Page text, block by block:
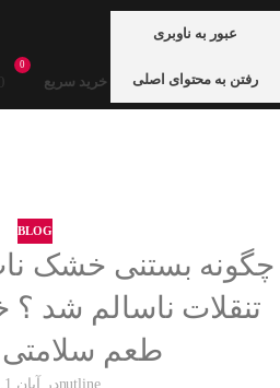
عبور به ناوبری
رفتن به محتوای اصلی خرید سریع
0
BLOG
چگونه بستنی خشک
تنقلات ناسالم شد ؟
طعم
nutlineدر آبان 1, 1404